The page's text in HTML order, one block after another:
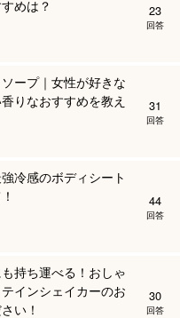
めは？
23
回答
ープ｜女性が好きな
りなおすすめを教え
31
回答
冷感のボディシート
44
回答
持ち運べる！おしゃ
インシェイカーのお
い！
30
回答